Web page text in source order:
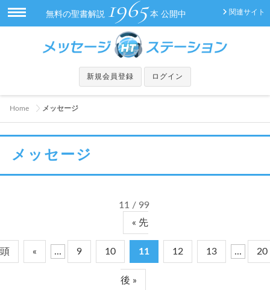
関連サイト
無料の聖書解説 1965 本 公開中
新規会員登録 ログイン
Home メッセージ
メッセージ
11 / 99
« 先
頭 « ... 9 10 11 12 13 ... 20
後 »